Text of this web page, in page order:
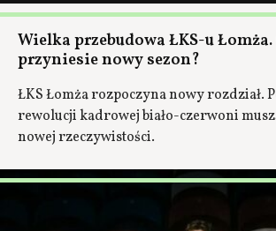
Wielka przebudowa ŁKS-u Łomża.
przyniesie nowy sezon?
ŁKS Łomża rozpoczyna nowy rozdział.
rewolucji kadrowej biało-czerwoni
nowej rzeczywistości.